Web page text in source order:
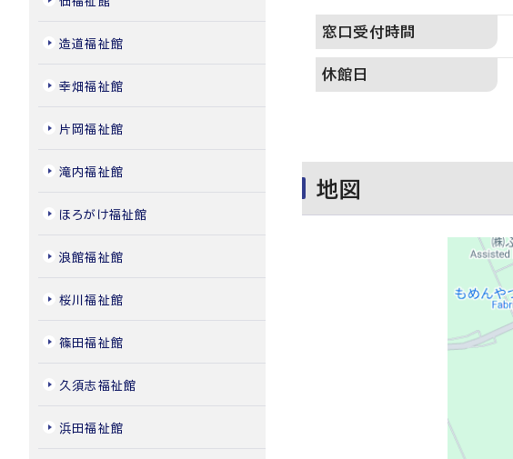
窓口受付時間
休館日
地図
造道福祉館
幸畑福祉館
片岡福祉館
滝内福祉館
ほろがけ福祉館
浪館福祉館
桜川福祉館
篠田福祉館
久須志福祉館
浜田福祉館